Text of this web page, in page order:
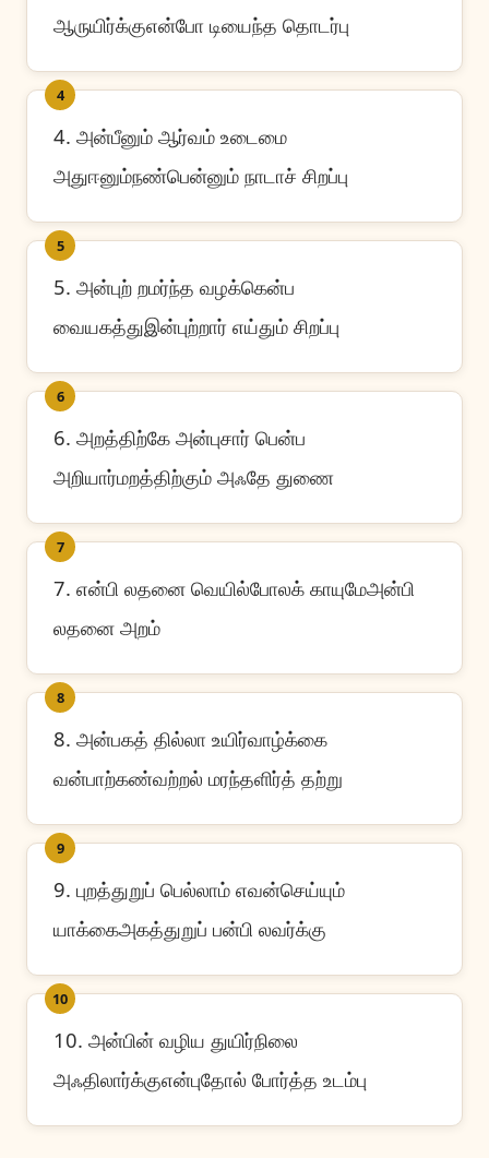
ஆருயிர்க்குஎன்போ டியைந்த தொடர்பு
4
4. அன்பீனும் ஆர்வம் உடைமை
அதுஈனும்நண்பென்னும் நாடாச் சிறப்பு
5
5. அன்புற் றமர்ந்த வழக்கென்ப
வையகத்துஇன்புற்றார் எய்தும் சிறப்பு
6
6. அறத்திற்கே அன்புசார் பென்ப
அறியார்மறத்திற்கும் அஃதே துணை
7
7. என்பி லதனை வெயில்போலக் காயுமேஅன்பி
லதனை அறம்
8
8. அன்பகத் தில்லா உயிர்வாழ்க்கை
வன்பாற்கண்வற்றல் மரந்தளிர்த் தற்று
9
9. புறத்துறுப் பெல்லாம் எவன்செய்யும்
யாக்கைஅகத்துறுப் பன்பி லவர்க்கு
10
10. அன்பின் வழிய துயிர்நிலை
அஃதிலார்க்குஎன்புதோல் போர்த்த உடம்பு